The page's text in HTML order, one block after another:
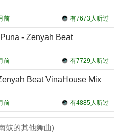
有7673人听过
前
- Zenyah Beat
有7729人听过
前
Beat VinaHouse Mix
有4885人听过
前
鼓的其他舞曲)